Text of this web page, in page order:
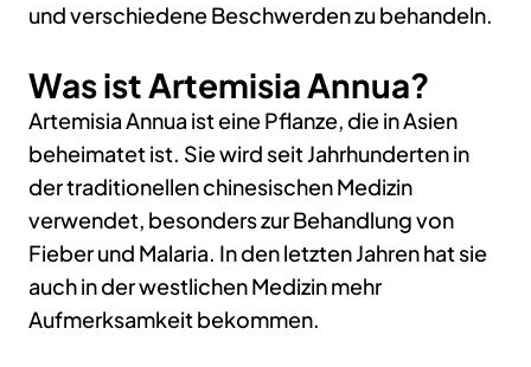
und verschiedene Beschwerden zu behandeln.
Was ist Artemisia Annua?
Artemisia Annua ist eine Pflanze, die in Asien
beheimatet ist. Sie wird seit Jahrhunderten in
der traditionellen chinesischen Medizin
verwendet, besonders zur Behandlung von
Fieber und Malaria. In den letzten Jahren hat sie
auch in der westlichen Medizin mehr
Aufmerksamkeit bekommen.